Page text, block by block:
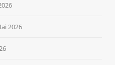
2026